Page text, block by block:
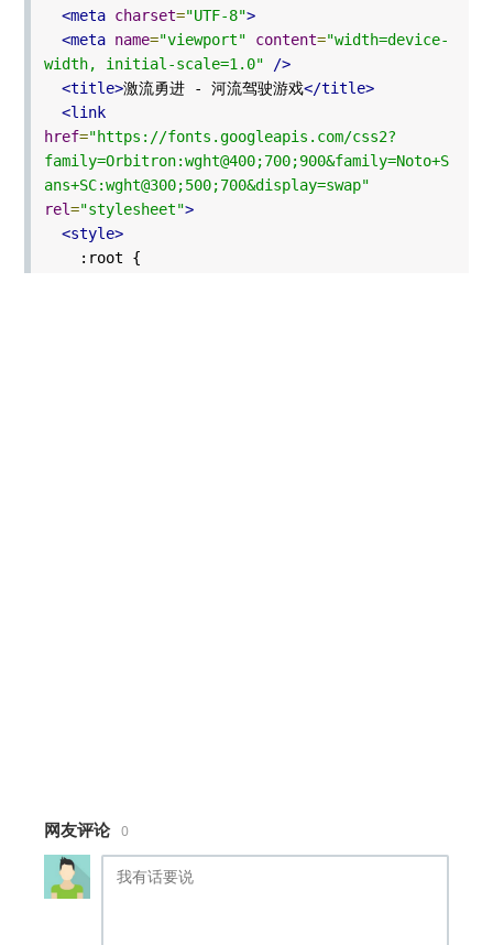
<meta charset="UTF-8">
<meta name="viewport" content="width=device-
width, initial-scale=1.0"
/>
<title>激流勇进 - 河流驾驶游戏</title>
<link
href="https://fonts.googleapis.com/css2?
family=Orbitron:wght@400;700;900&family=Noto+S
ans+SC:wght@300;500;700&display=swap"
rel="stylesheet">
<style>
:root {
z-index: 10; pointer-events: none;
padding: 16px 24px;
display: flex; justify-content: space-
网友评论 0